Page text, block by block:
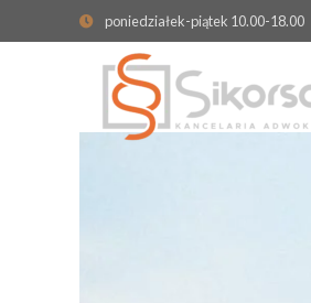
poniedziałek-piątek 10.00-18.00